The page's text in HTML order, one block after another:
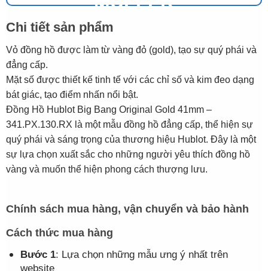
Chi tiết sản phẩm
Vỏ đồng hồ được làm từ vàng đỏ (gold), tạo sự quý phái và
đẳng cấp.
Mặt số được thiết kế tinh tế với các chỉ số và kim đeo dạng
bát giác, tạo điểm nhấn nổi bật.
Đồng Hồ Hublot Big Bang Original Gold 41mm –
341.PX.130.RX là một mẫu đồng hồ đẳng cấp, thể hiện sự
quý phái và sáng trọng của thương hiệu Hublot. Đây là một
sự lựa chọn xuất sắc cho những người yêu thích đồng hồ
vàng và muốn thể hiện phong cách thượng lưu.
Chính sách mua hàng, vận chuyển và bảo hành
Cách thức mua hàng
Bước 1: Lựa chọn những mẫu ưng ý nhất trên
website